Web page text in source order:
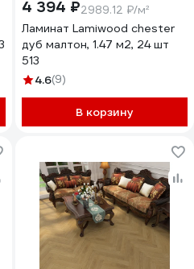
4 394 ₽2989.12 ₽/м²
Ламинат Lamiwood chester
дуб малтон, 1.47 м2, 24 шт
513
4.6(9)
В корзину